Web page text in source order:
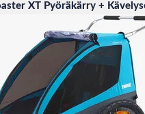
XT Pyöräkärry +